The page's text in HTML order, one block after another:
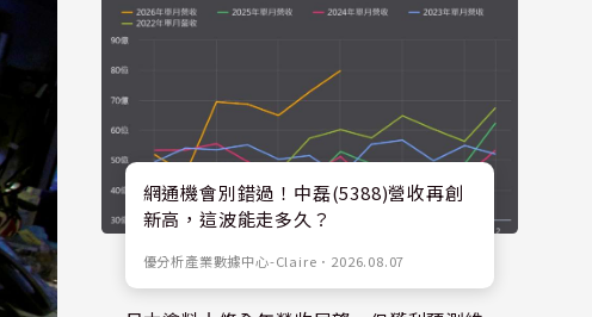
網通機會別錯過！中磊(5388)營收再創
新高，這波能走多久？
優分析產業數據中心-Claire ． 2026.08.07